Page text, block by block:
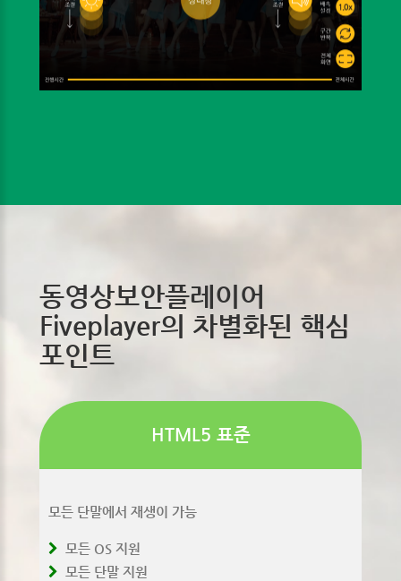
동영상보안플레이어
Fiveplayer의 차별화된 핵심
포인트
HTML5 표준
모든 단말에서 재생이 가능
모든 OS 지원
모든 단말 지원